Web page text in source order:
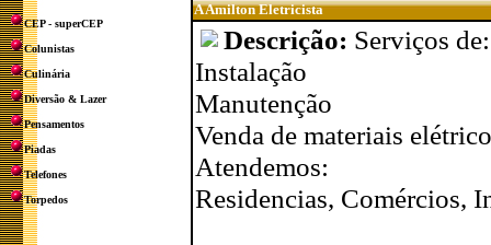
CEP - superCEP
Colunistas
Culinária
Diversão & Lazer
Pensamentos
Piadas
Telefones
Torpedos
A Amilton Eletricista
Descrição: Serviços de:
Instalação
Manutenção
Venda de materiais
Atendemos:
Residencias, Comércios,